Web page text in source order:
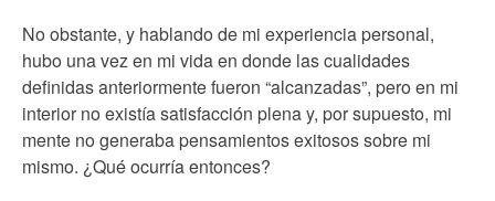
No obstante, y hablando de mi experiencia personal,
hubo una vez en mi vida en donde las cualidades
definidas anteriormente fueron “alcanzadas”, pero en mi
interior no existía satisfacción plena y, por supuesto, mi
mente no generaba pensamientos exitosos sobre mi
mismo. ¿Qué ocurría entonces?